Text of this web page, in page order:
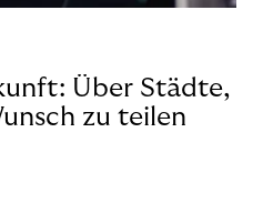
Über Städte,
zu teilen